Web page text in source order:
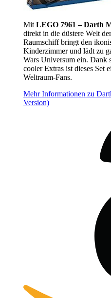
Mit LEGO 7961 – Darth
direkt in die düstere Welt
Raumschiff bringt den
Kinderzimmer und lädt zu
Wars Universum ein. Dank
cooler Extras ist dieses Set
Weltraum-Fans.
Mehr Informationen zu
Version)